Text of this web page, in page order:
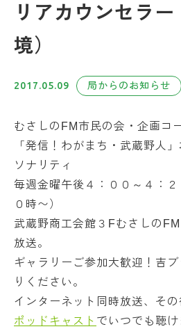
リアカウンセラ
境）
2017.05.09 局からのお知らせ
むさしのFM市民の会・企画コ
「発信！わがまち・武蔵野人
ソナリティ
毎週金曜午後４：００～４：２
０時〜）
武蔵野商工会館３Fむさしの
放送。
ギャラリーご参加大歓迎！吉
りください。
インターネット同時放送、そ
ポッドキャスト でいつでも聴け